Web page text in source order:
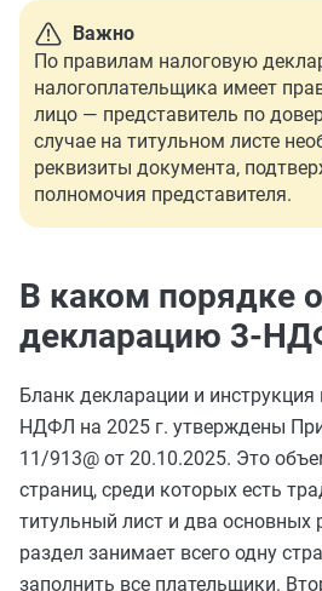
Важно
По правилам налоговую
налогоплательщика имеет
лицо — представитель по
случае на титульном листе
реквизиты документа,
полномочия представителя.
В каком порядке
декларацию 3-
Бланк декларации и
НДФЛ на 2025 г. утверждены
11/913@ от 20.10.2025. Это
страниц, среди которых есть
титульный лист и два основных
раздел занимает всего одну
заполнить все плательщики.